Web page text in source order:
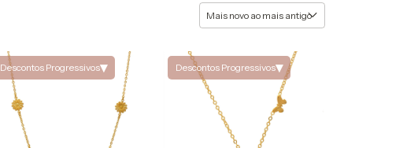
Descontos Progressivos▾ Descontos Progressivos▾